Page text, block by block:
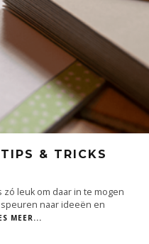
& TRICKS
leuk om daar in te mogen
naar ideeën en
MEER...